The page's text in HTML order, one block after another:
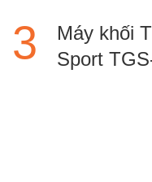
Máy khối
Sport